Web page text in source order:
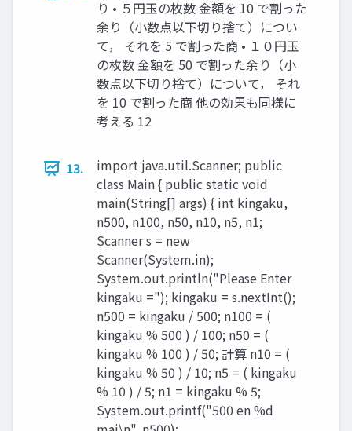
り • ５円玉の枚数 金額を 10 で割った
余り（小数点以下切り捨て）につい
て， それを 5 で割った商 • １０円玉
の枚数 金額を 50 で割った余り（小
数点以下切り捨て）について， それ
を 10 で割った商 他の効果も同様に
考える 12
13.
import java.util.Scanner; public
class Main { public static void
main(String[] args) { int kingaku,
n500, n100, n50, n10, n5, n1;
Scanner s = new
Scanner(System.in);
System.out.println("Please Enter
kingaku ="); kingaku = s.nextInt();
n500 = kingaku / 500; n100 = (
kingaku % 500 ) / 100; n50 = (
kingaku % 100 ) / 50; 計算 n10 = (
kingaku % 50 ) / 10; n5 = ( kingaku
% 10 ) / 5; n1 = kingaku % 5;
System.out.printf("500 en %d